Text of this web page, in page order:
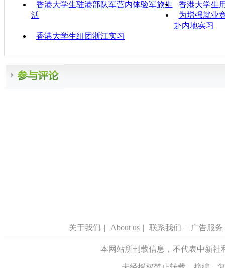
香港大学生驻港部队军营内体验军旅生
活
香港大学生
为增强就业
赴内地实习
香港大学生组团浙江实习
关于我们 | About us | 联系我们 | 广告服务
本网站所刊载信息，不代表中新